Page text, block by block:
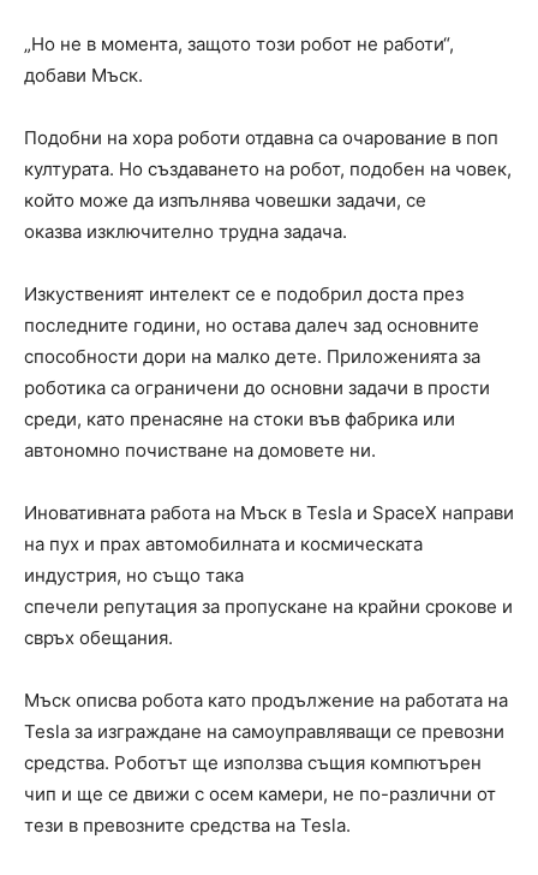
„Но не в момента, защото този робот не работи“,
добави Мъск.
Подобни на хора роботи отдавна са очарование в поп
културата. Но създаването на робот, подобен на човек,
който може да изпълнява човешки задачи, се
оказва изключително трудна задача.
Изкуственият интелект се е подобрил доста през
последните години, но остава далеч зад основните
способности дори на малко дете. Приложенията за
роботика са ограничени до основни задачи в прости
среди, като пренасяне на стоки във фабрика или
автономно почистване на домовете ни.
Иновативната работа на Мъск в Tesla и SpaceX направи
на пух и прах автомобилната и космическата
индустрия, но също така
спечели репутация за пропускане на крайни срокове и
свръх обещания.
Мъск описва робота като продължение на работата на
Tesla за изграждане на самоуправляващи се превозни
средства. Роботът ще използва същия компютърен
чип и ще се движи с осем камери, не по-различни от
тези в превозните средства на Tesla.